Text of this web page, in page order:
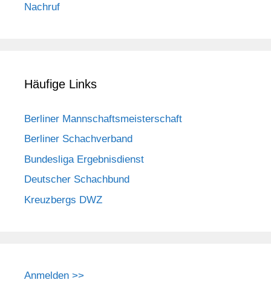
Nachruf
Häufige Links
Berliner Mannschaftsmeisterschaft
Berliner Schachverband
Bundesliga Ergebnisdienst
Deutscher Schachbund
Kreuzbergs DWZ
Anmelden >>